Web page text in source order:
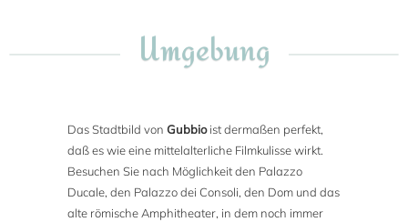
Umgebung
Das Stadtbild vonGubbioist dermaßen perfekt,
daß es wie eine mittelalterliche Filmkulisse wirkt.
Besuchen Sie nach Möglichkeit den Palazzo
Ducale, den Palazzo dei Consoli, den Dom und das
alte römische Amphitheater, in dem noch immer